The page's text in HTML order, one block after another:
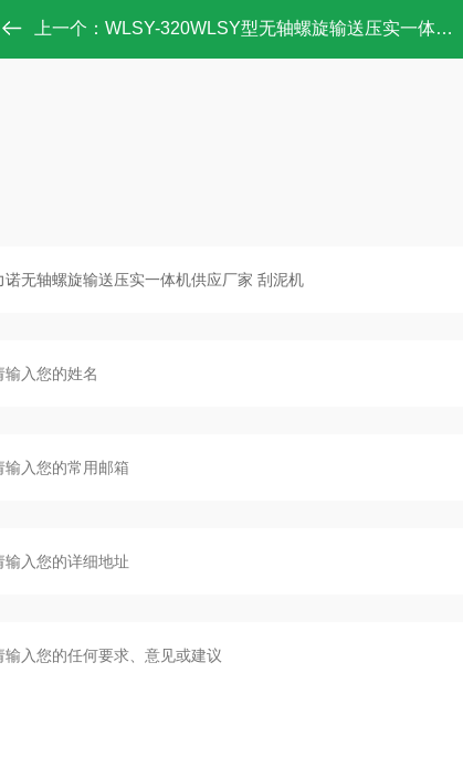
上一个： WLSY-320WLSY型无轴螺旋输送压实一体机生产厂家